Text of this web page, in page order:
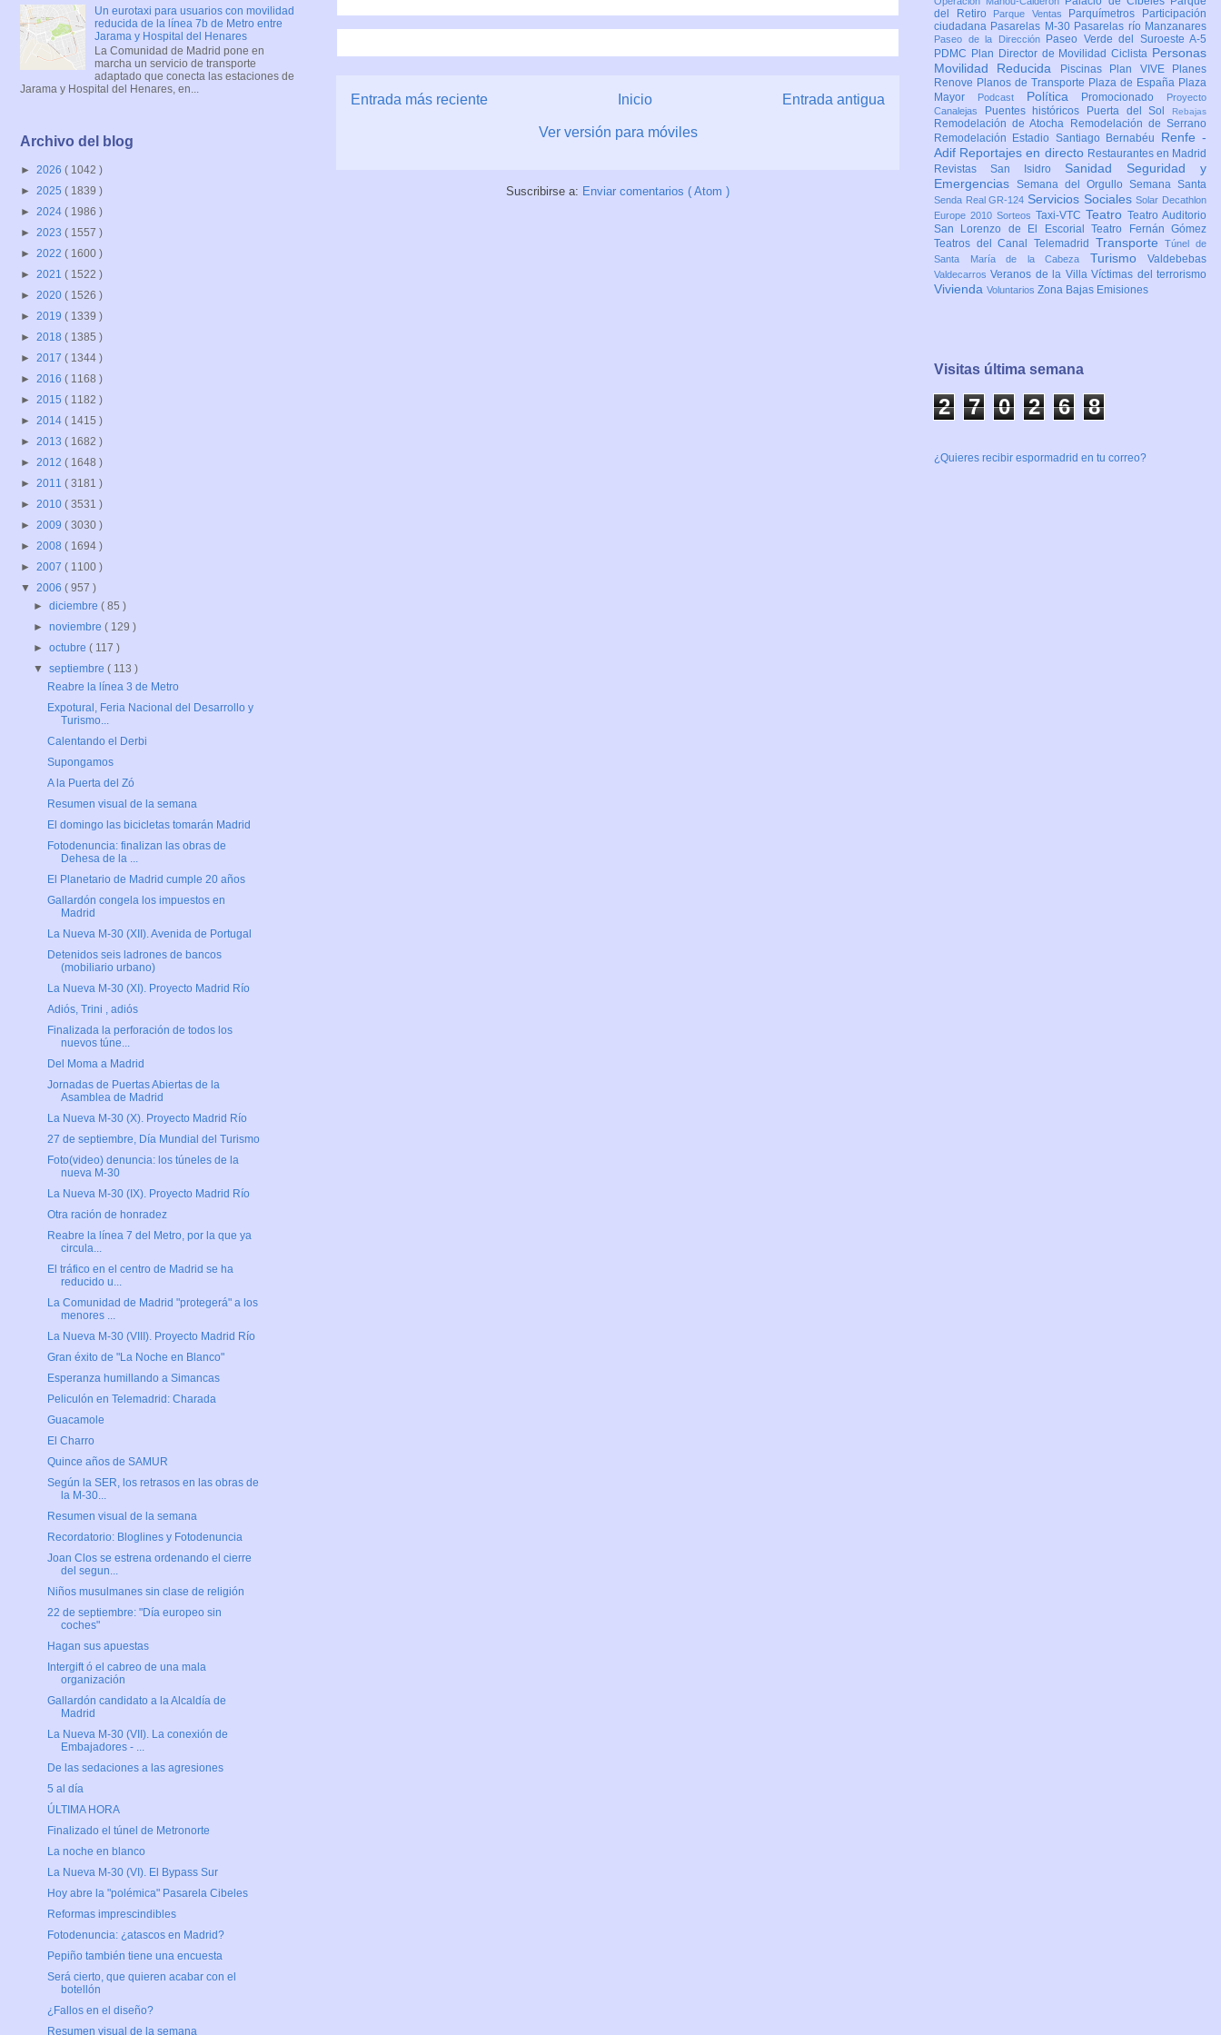
Entrada más reciente Entrada antigua
Inicio
Ver versión para móviles
Suscribirse a: Enviar comentarios ( Atom )
Un eurotaxi para usuarios con movilidad
reducida de la línea 7b de Metro entre
Jarama y Hospital del Henares
La Comunidad de Madrid pone en
marcha un servicio de transporte
adaptado que conecta las estaciones de
Jarama y Hospital del Henares, en...
Archivo del blog
► 2026 ( 1042 )
► 2025 ( 1839 )
► 2024 ( 1986 )
► 2023 ( 1557 )
► 2022 ( 1600 )
► 2021 ( 1522 )
► 2020 ( 1526 )
► 2019 ( 1339 )
► 2018 ( 1385 )
► 2017 ( 1344 )
► 2016 ( 1168 )
► 2015 ( 1182 )
► 2014 ( 1415 )
► 2013 ( 1682 )
► 2012 ( 1648 )
► 2011 ( 3181 )
► 2010 ( 3531 )
► 2009 ( 3030 )
► 2008 ( 1694 )
► 2007 ( 1100 )
▼ 2006 ( 957 )
►diciembre( 85 )
►noviembre( 129 )
►octubre( 117 )
▼septiembre( 113 )
Reabre la línea 3 de Metro
Expotural, Feria Nacional del Desarrollo y
Turismo...
Calentando el Derbi
Supongamos
A la Puerta del Zó
Resumen visual de la semana
El domingo las bicicletas tomarán Madrid
Fotodenuncia: finalizan las obras de
Dehesa de la ...
El Planetario de Madrid cumple 20 años
Gallardón congela los impuestos en
Madrid
La Nueva M-30 (XII). Avenida de Portugal
Detenidos seis ladrones de bancos
(mobiliario urbano)
La Nueva M-30 (XI). Proyecto Madrid Río
Adiós, Trini , adiós
Finalizada la perforación de todos los
nuevos túne...
Del Moma a Madrid
Jornadas de Puertas Abiertas de la
Asamblea de Madrid
La Nueva M-30 (X). Proyecto Madrid Río
27 de septiembre, Día Mundial del Turismo
Foto(video) denuncia: los túneles de la
nueva M-30
La Nueva M-30 (IX). Proyecto Madrid Río
Otra ración de honradez
Reabre la línea 7 del Metro, por la que ya
circula...
El tráfico en el centro de Madrid se ha
reducido u...
La Comunidad de Madrid "protegerá" a los
menores ...
La Nueva M-30 (VIII). Proyecto Madrid Río
Gran éxito de "La Noche en Blanco"
Esperanza humillando a Simancas
Peliculón en Telemadrid: Charada
Guacamole
El Charro
Quince años de SAMUR
Según la SER, los retrasos en las obras de
la M-30...
Resumen visual de la semana
Recordatorio: Bloglines y Fotodenuncia
Joan Clos se estrena ordenando el cierre
del segun...
Niños musulmanes sin clase de religión
22 de septiembre: "Día europeo sin
coches"
Hagan sus apuestas
Intergift ó el cabreo de una mala
organización
Gallardón candidato a la Alcaldía de
Madrid
La Nueva M-30 (VII). La conexión de
Embajadores - ...
De las sedaciones a las agresiones
5 al día
ÚLTIMA HORA
Finalizado el túnel de Metronorte
La noche en blanco
La Nueva M-30 (VI). El Bypass Sur
Hoy abre la "polémica" Pasarela Cibeles
Reformas imprescindibles
Fotodenuncia: ¿atascos en Madrid?
Pepiño también tiene una encuesta
Será cierto, que quieren acabar con el
botellón
¿Fallos en el diseño?
Resumen visual de la semana
del Retiro
Parque Ventas Parquímetros
Participación
ciudadana Pasarelas M-30 Pasarelas río Manzanares
Paseo de la Dirección
Paseo Verde del Suroeste A-5
PDMC Plan Director de Movilidad Ciclista Personas
Movilidad Reducida
Piscinas Plan VIVE
Planes
Renove Planos de Transporte Plaza de España Plaza
Mayor
Podcast Política Promocionado
Proyecto
Canalejas
Puentes históricos Puerta del Sol Rebajas
Remodelación de Atocha
Remodelación de Serrano
Remodelación Estadio Santiago Bernabéu Renfe -
Adif Reportajes en directo Restaurantes en Madrid
Revistas San Isidro Sanidad Seguridad y
Emergencias Semana del Orgullo Semana Santa
Senda Real GR-124 Servicios SocialesSolar Decathlon
Europe 2010 Sorteos Taxi-VTC Teatro Teatro Auditorio
San Lorenzo de El EscorialTeatro Fernán Gómez
Teatros del Canal Telemadrid TransporteTúnel de
Santa María de la Cabeza Turismo Valdebebas
ValdecarrosVeranos de la VillaVíctimas del terrorismo
Vivienda Voluntarios Zona Bajas Emisiones
Visitas última semana
2 7 0 2 6 8
¿Quieres recibir espormadrid en tu correo?